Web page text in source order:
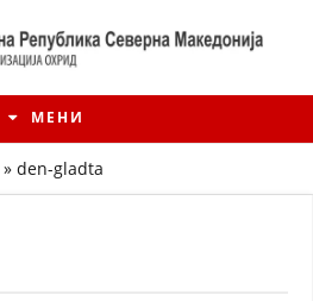
МЕНИ
» den-gladta